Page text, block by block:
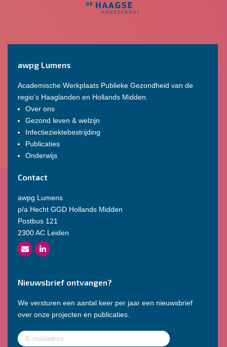
awpg Lumens
Academische Werkplaats Publieke Gezondheid van de
regio’s Haaglanden en Hollands Midden.
Over ons
Gezond leven & welzijn
Infectieziektebestrijding
Publicaties
Onderwijs
Contact
awpg Lumens
p/a Hecht GGD Hollands Midden
Postbus 121
2300 AC Leiden
Nieuwsbrief ontvangen?
We versturen een aantal keer per jaar een nieuwsbrief
over onze projecten en publicaties.
E-